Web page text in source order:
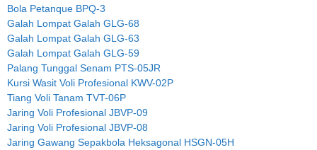
Bola Petanque BPQ-3
Galah Lompat Galah GLG-68
Galah Lompat Galah GLG-63
Galah Lompat Galah GLG-59
Palang Tunggal Senam PTS-05JR
Kursi Wasit Voli Profesional KWV-02P
Tiang Voli Tanam TVT-06P
Jaring Voli Profesional JBVP-09
Jaring Voli Profesional JBVP-08
Jaring Gawang Sepakbola Heksagonal HSGN-05H